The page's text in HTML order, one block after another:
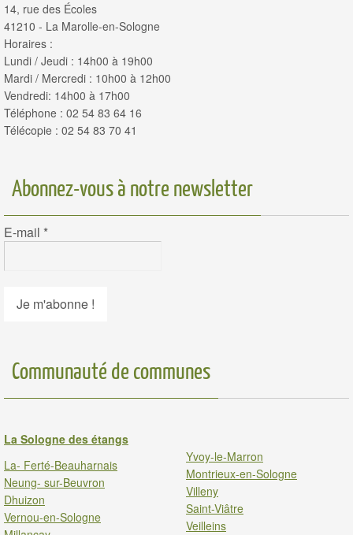
14, rue des Écoles
41210 - La Marolle-en-Sologne
Horaires :
Lundi / Jeudi : 14h00 à 19h00
Mardi / Mercredi : 10h00 à 12h00
Vendredi: 14h00 à 17h00
Téléphone : 02 54 83 64 16
Télécopie : 02 54 83 70 41
Abonnez-vous à notre newsletter
E-mail *
Communauté de communes
La Sologne des étangs
La- Ferté-Beauharnais
Neung- sur-Beuvron
Dhuizon
Vernou-en-Sologne
Yvoy-le-Marron
Montrieux-en-Sologne
Villeny
Saint-Viâtre
Veilleins